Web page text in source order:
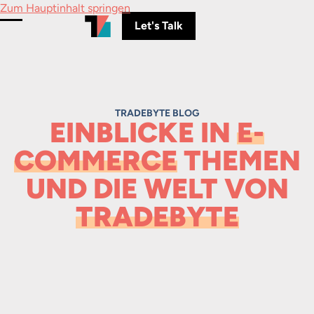
Zum Hauptinhalt springen
Menü umschalten
Let's Talk
TRADEBYTE BLOG
EINBLICKE IN E-
COMMERCETHEMEN
UND DIE WELT VON
TRADEBYTE